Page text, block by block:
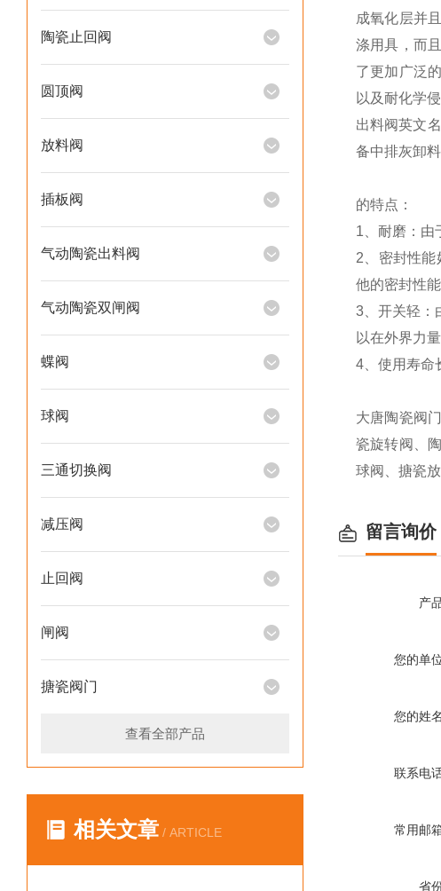
陶瓷止回阀
圆顶阀
放料阀
插板阀
气动陶瓷出料阀
气动陶瓷双闸阀
蝶阀
球阀
三通切换阀
减压阀
止回阀
闸阀
搪瓷阀门
查看全部产品
相关文章 / ARTICLE
成氧化层并
涤用具，而
了更加广泛
以及耐化学
出料阀英文
备中排灰卸
的特点：
1、耐磨：由
2、密封性能
他的密封性能
3、开关轻：
以在外界力
4、使用寿命
大唐陶瓷阀
瓷旋转阀、
球阀、搪瓷
留言询价
产
您的单
您的姓
联系电
常用邮
省